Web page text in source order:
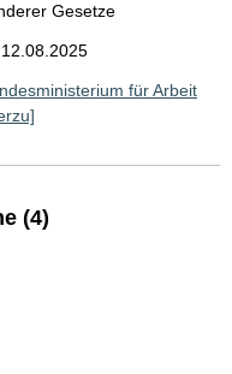
Gesetze
für Arbeit
(4)